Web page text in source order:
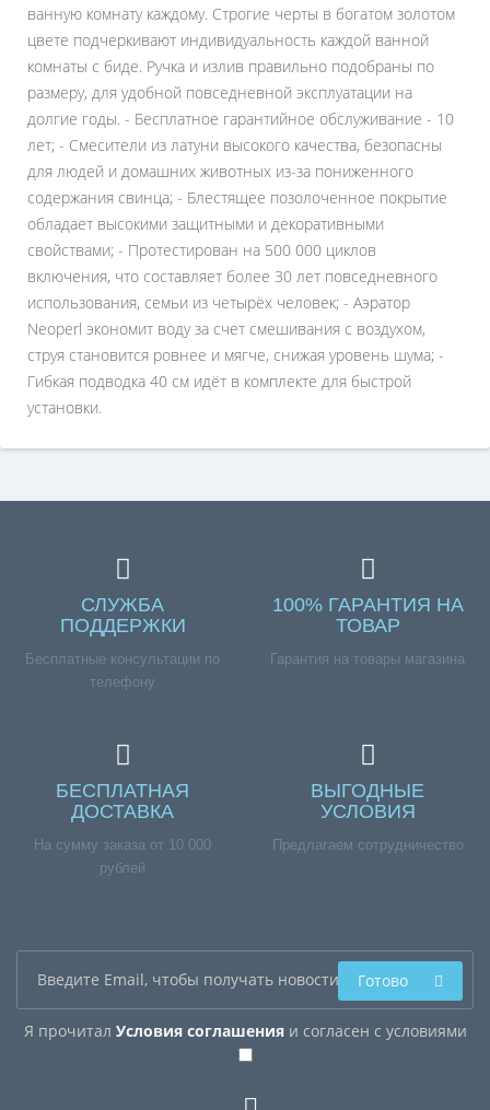
ванную комнату каждому. Строгие черты в богатом золотом
цвете подчеркивают индивидуальность каждой ванной
комнаты с биде. Ручка и излив правильно подобраны по
размеру, для удобной повседневной эксплуатации на
долгие годы. - Бесплатное гарантийное обслуживание - 10
лет; - Смесители из латуни высокого качества, безопасны
для людей и домашних животных из-за пониженного
содержания свинца; - Блестящее позолоченное покрытие
обладает высокими защитными и декоративными
свойствами; - Протестирован на 500 000 циклов
включения, что составляет более 30 лет повседневного
использования, семьи из четырёх человек; - Аэратор
Neoperl экономит воду за счет смешивания с воздухом,
струя становится ровнее и мягче, снижая уровень шума; -
Гибкая подводка 40 см идёт в комплекте для быстрой
установки.
СЛУЖБА
ПОДДЕРЖКИ
Бесплатные консультации по
телефону
100% ГАРАНТИЯ НА
ТОВАР
Гарантия на товары магазина
БЕСПЛАТНАЯ
ДОСТАВКА
На сумму заказа от 10 000
рублей
ВЫГОДНЫЕ
УСЛОВИЯ
Предлагаем сотрудничество
Я прочитал Условия соглашенияи согласен с условиями
Готово